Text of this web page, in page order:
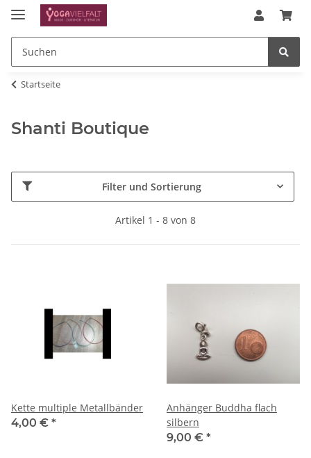
Startseite
Shanti Boutique
Filter und Sortierung
Artikel 1 - 8 von 8
Kette multiple Metallbänder
4,00 € *
Anhänger Buddha flach
silbern
9,00 € *